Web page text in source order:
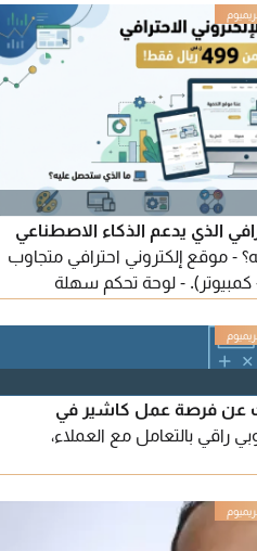
في قطاع المنظفات والمنتجات
مثل تجار الجملة، الموزعين،
والشركات
الذي يدعم الذكاء الاصطناعي
موقع إلكتروني احترافي متجاوب
- لوحة تحكم سهلة
خلال فترة الإطلاق.
23 سنة ابحث عن فرصة عمل كاشير في
راقي بالتعامل مع العملاء،